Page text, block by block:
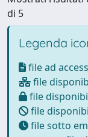
di 5
Legenda
file ad
file
file
file
file sotto